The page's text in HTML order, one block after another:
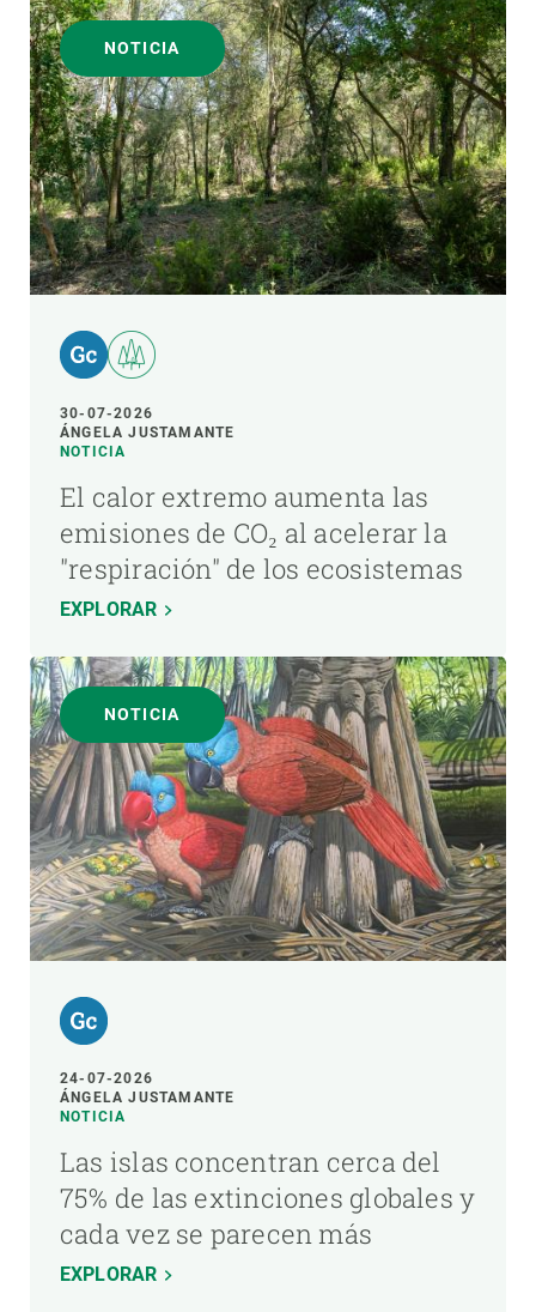
NOTICIA
30-07-2026
ÁNGELA JUSTAMANTE
NOTICIA
El calor extremo aumenta las
emisiones de CO₂ al acelerar la
"respiración" de los ecosistemas
EXPLORAR
NOTICIA
24-07-2026
ÁNGELA JUSTAMANTE
NOTICIA
Las islas concentran cerca del
75% de las extinciones globales y
cada vez se parecen más
EXPLORAR